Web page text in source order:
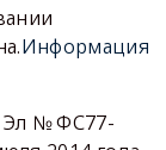
Информация
Эл № ФС77-